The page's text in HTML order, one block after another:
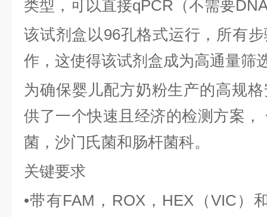
类型，可以直接qPCR （不需要
该试剂盒以96孔格式运行，所有
作，这使得该试剂盒成为高通量筛
为确保婴儿配方奶粉生产的高规
供了一个快速且经济的检测方案，
菌，沙门氏菌和肠杆菌科。
关键要求
•带有FAM ， ROX， HEX （VIC ）